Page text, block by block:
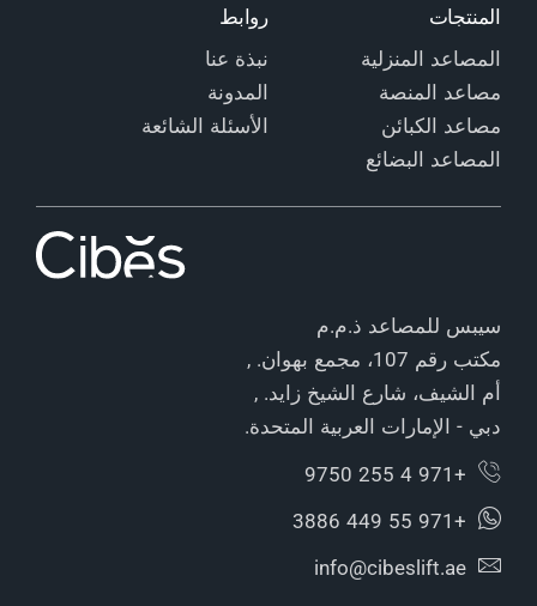
المنتجات
المصاعد المنزلية
مصاعد المنصة
مصاعد الكبائن
المصاعد البضائع
روابط
نبذة عنا
المدونة
الأسئلة الشائعة
سيبس للمصاعد ذ.م.م
مكتب رقم 107، مجمع بهوان. ,
أم الشيف، شارع الشيخ زايد. ,
دبي - الإمارات العربية المتحدة.
+971 4 255 9750
+971 55 449 3886
info@cibeslift.ae